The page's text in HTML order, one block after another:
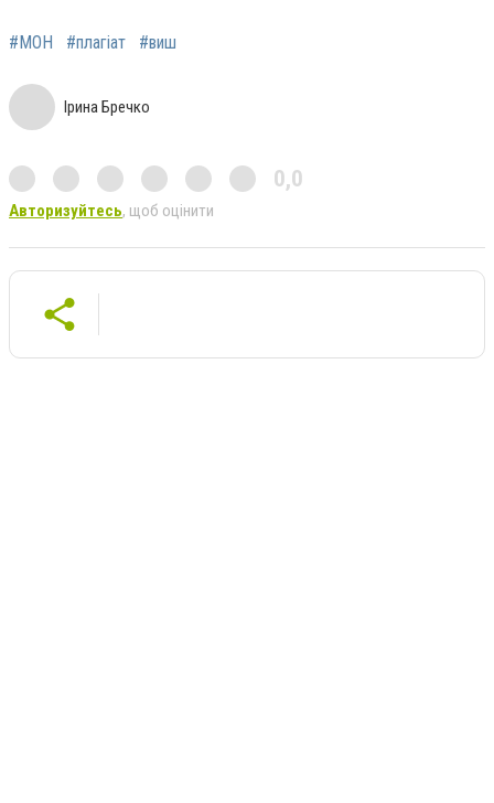
#МОН #плагіат #виш
Ірина Бречко
0,0
Авторизуйтесь, щоб оцінити